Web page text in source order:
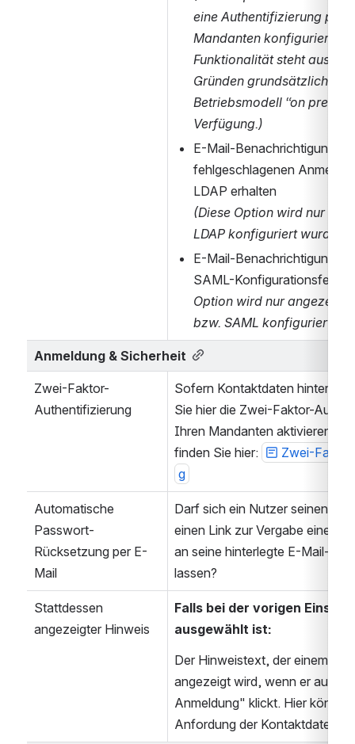
eine Authentifizierung per
Mandanten konfiguriert ist.
Funktionalität steht aus
Gründen grundsätzlich nur
Betriebsmodell “on
Verfügung.)
E-Mail-Benachrichtigung bei
fehlgeschlagenen
LDAP erhalten
(Diese Option wird nur
LDAP konfiguriert wurde.)
E-Mail-Benachrichtigung
SAML-
Option wird nur angezeigt,
bzw. SAML konfiguriert
Anmeldung & Sicherheit
Zwei-Faktor-
Authentifizierung
Sofern Kontaktdaten hinterlegt
Sie hier die Zwei-Faktor-
Ihren Mandanten aktivieren.
finden Sie hier:
Zwei-
g
Automatische
Passwort-
Rücksetzung per E-
Mail
Darf sich ein Nutzer seinen
einen Link zur Vergabe eines
an seine hinterlegte E-Mail-
lassen?
Stattdessen
angezeigter Hinweis
Falls bei der vorigen
ausgewählt ist:
Der Hinweistext, der einem
angezeigt wird, wenn er auf
Anmeldung" klickt. Hier
Anfordung der Kontaktdaten